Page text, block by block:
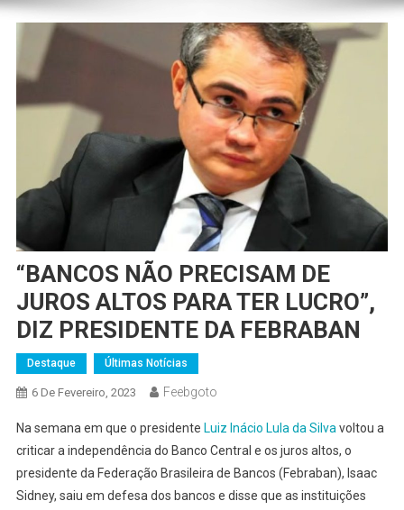
“BANCOS NÃO PRECISAM DE
JUROS ALTOS PARA TER LUCRO”,
DIZ PRESIDENTE DA FEBRABAN
Destaque Últimas Notícias
6 De Fevereiro, 2023 Feebgoto
Na semana em que o presidente Luiz Inácio Lula da Silvavoltou a
criticar a independência do Banco Central e os juros altos, o
presidente da Federação Brasileira de Bancos (Febraban), Isaac
Sidney, saiu em defesa dos bancos e disse que as instituições